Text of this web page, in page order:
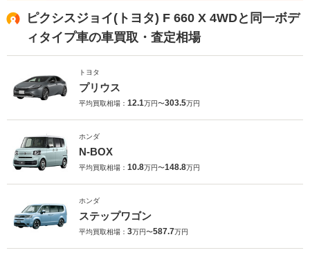
ピクシスジョイ(トヨタ) F 660 X 4WDと同一ボデ
ィタイプ車の車買取・査定相場
トヨタ
プリウス
平均買取相場： 12.1万円〜303.5万円
ホンダ
N-BOX
平均買取相場： 10.8万円〜148.8万円
ホンダ
ステップワゴン
平均買取相場： 3万円〜587.7万円